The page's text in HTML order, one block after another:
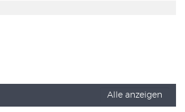
Alle anzeigen